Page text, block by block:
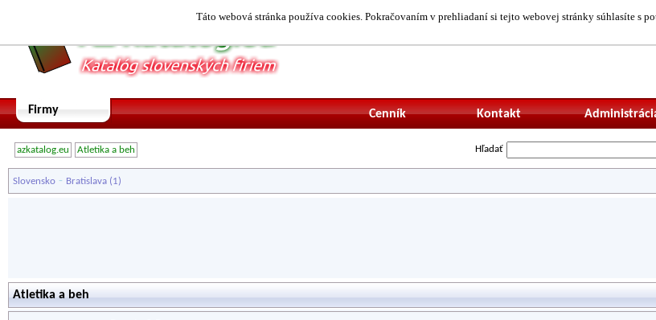
Táto webová stránka používa cookies. Pokračovaním v prehliadaní si tejto webovej stránky súhlasíte s
Firmy Kontakt
Cenník
azkatalog.eu Atletika a beh Hľadať
Slovensko - Bratislava (1)
Atletika a beh